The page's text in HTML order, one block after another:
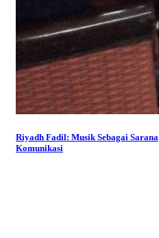
Riyadh Fadil: Musik Sebagai Sarana
Komunikasi